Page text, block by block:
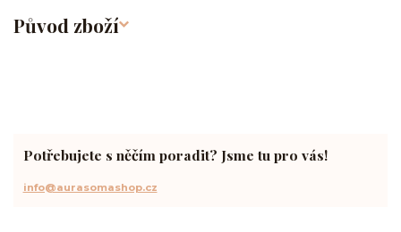
Původ zboží
Potřebujete s něčím poradit? Jsme tu pro vás!
info@aurasomashop.cz